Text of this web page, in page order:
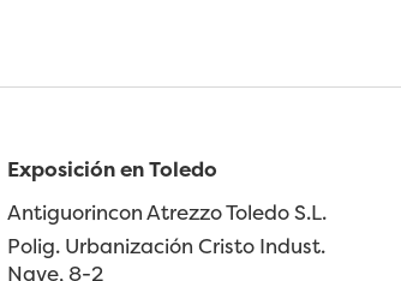
Exposición en Toledo
Antiguorincon Atrezzo Toledo S.L.
Polig. Urbanización Cristo Indust.
Nave, 8-2